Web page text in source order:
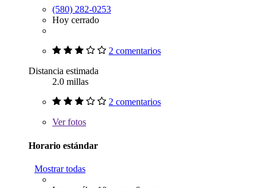
(580) 282-0253
Hoy cerrado
2 comentarios
Distancia estimada
2.0 millas
2 comentarios
Verfotos
Horario estándar
Mostrar todas